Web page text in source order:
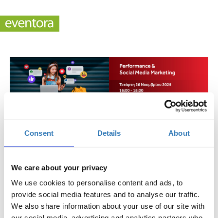
Consent Details About
We care about your privacy
We use cookies to personalise content and ads, to
provide social media features and to analyse our traffic.
We also share information about your use of our site with
Performance & Social Media Marketing
Πότε;
Προσθήκη στο ημερολόγιό σας
Online,